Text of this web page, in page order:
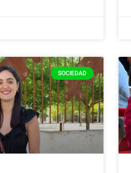
SOCIEDAD